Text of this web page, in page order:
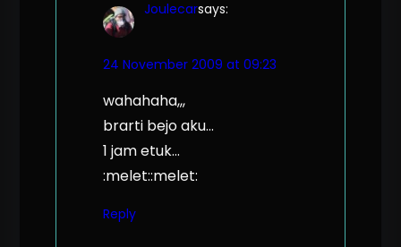
Joulecarsays:
24 November 2009 at 09:23
wahahaha,,,
brarti bejo aku…
1 jam etuk…
:melet::melet:
Reply